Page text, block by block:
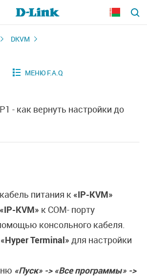
DKVM
- как вернуть настройки до
питания к «IP-KVM»
«IP-KVM» к COM- порту
консольного кабеля.
«Hyper Terminal» для настройки
«Пуск» -> «Все программы» ->